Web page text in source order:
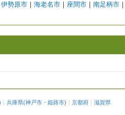
伊勢原市 ｜ 海老名市 ｜ 座間市 ｜ 南足柄市 ｜
兵庫県(神戸市 ・ 姫路市) 京都府
滋賀県